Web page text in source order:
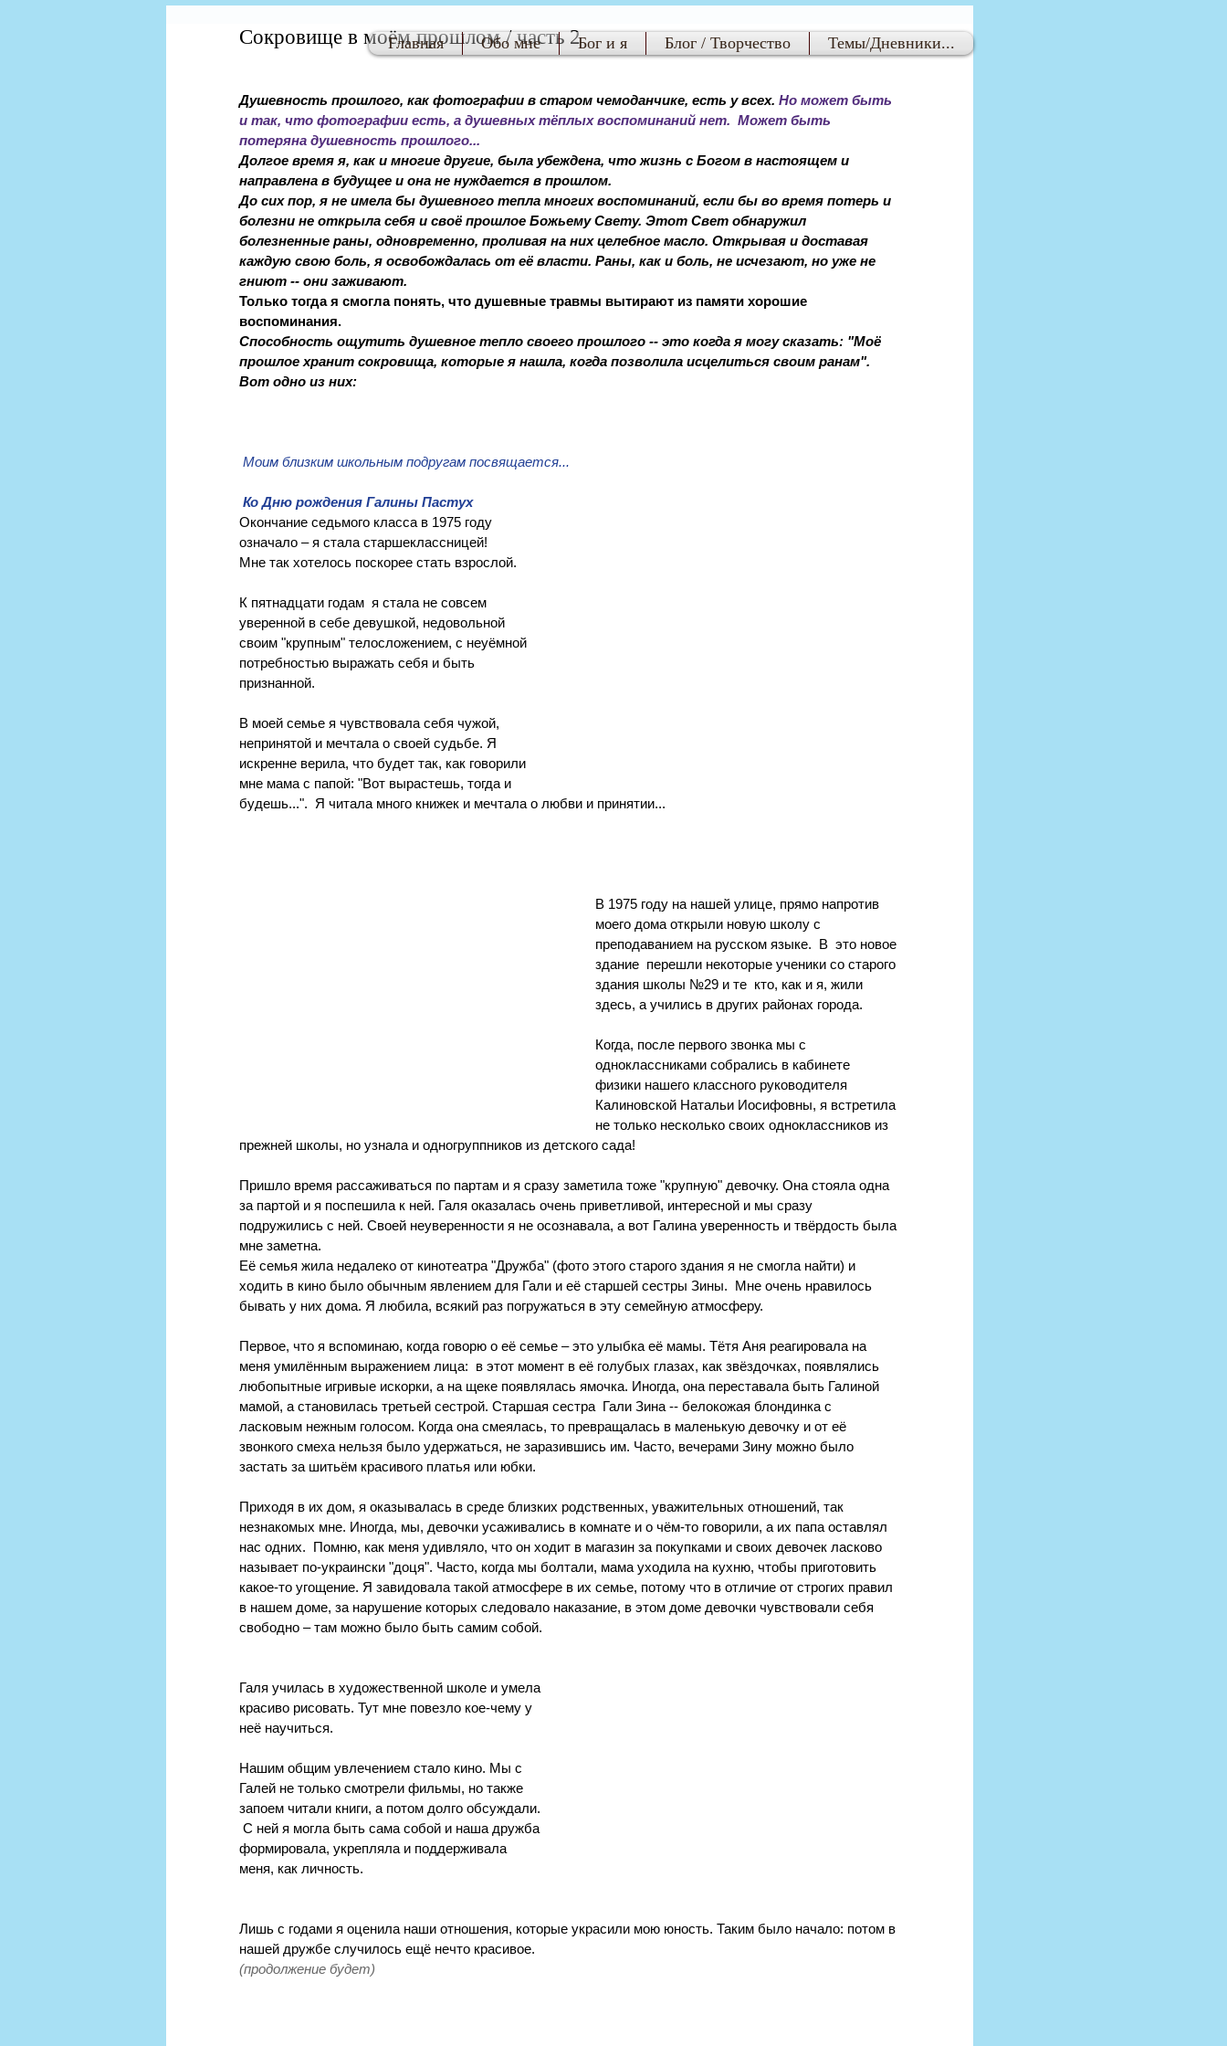
Сокровище в моём прошлом / часть 2
Душевность прошлого, как фотографии в старом чемоданчике, есть у всех. Но может быть
и так, что фотографии есть, а душевных тёплых воспоминаний нет.  Может быть
потеряна душевность прошлого...
Долгое время я, как и многие другие, была убеждена, что жизнь с Богом в настоящем и
направлена в будущее и она не нуждается в прошлом.
До сих пор, я не имела бы душевного тепла многих воспоминаний, если бы во время потерь и
болезни не открыла себя и своё прошлое Божьему Свету. Этот Свет обнаружил
болезненные раны, одновременно, проливая на них целебное масло. Открывая и доставая
каждую свою боль, я освобождалась от её власти. Раны, как и боль, не исчезают, но уже не
гниют -- они заживают.
Только тогда я смогла понять, что душевные травмы вытирают из памяти хорошие
воспоминания.
Способность ощутить душевное тепло своего прошлого -- это когда я могу сказать: "Моё
прошлое хранит сокровища, которые я нашла, когда позволила исцелиться своим ранам".
Вот одно из них:
Моим близким школьным подругам посвящается...
Ко Дню рождения Галины Пастух
Окончание седьмого класса в 1975 году
означало ‒ я стала старшеклассницей!
Мне так хотелось поскорее стать взрослой.
К пятнадцати годам  я стала не совсем
уверенной в себе девушкой, недовольной
своим "крупным" телосложением, с неуёмной
потребностью выражать себя и быть
признанной.
В моей семье я чувствовала себя чужой,
непринятой и мечтала о своей судьбе. Я
искренне верила, что будет так, как говорили
мне мама с папой: "Вот вырастешь, тогда и
будешь...".  Я читала много книжек и мечтала о любви и принятии...
В 1975 году на нашей улице, прямо напротив
моего дома открыли новую школу с
преподаванием на русском языке.  В  это новое
здание  перешли некоторые ученики со старого
здания школы №29 и те  кто, как и я, жили
здесь, а учились в других районах города.
Когда, после первого звонка мы с
одноклассниками собрались в кабинете
физики нашего классного руководителя
Калиновской Натальи Иосифовны, я встретила
не только несколько своих одноклассников из
прежней школы, но узнала и одногруппников из детского сада!
Пришло время рассаживаться по партам и я сразу заметила тоже "крупную" девочку. Она стояла одна
за партой и я поспешила к ней. Галя оказалась очень приветливой, интересной и мы сразу
подружились с ней. Своей неуверенности я не осознавала, а вот Галина уверенность и твёрдость была
мне заметна.
Её семья жила недалеко от кинотеатра "Дружба" (фото этого старого здания я не смогла найти) и
ходить в кино было обычным явлением для Гали и её старшей сестры Зины.  Мне очень нравилось
бывать у них дома. Я любила, всякий раз погружаться в эту семейную атмосферу.
Первое, что я вспоминаю, когда говорю о её семье ‒ это улыбка её мамы. Тётя Аня реагировала на
меня умилённым выражением лица:  в этот момент в её голубых глазах, как звёздочках, появлялись
любопытные игривые искорки, а на щеке появлялась ямочка. Иногда, она переставала быть Галиной
мамой, а становилась третьей сестрой. Старшая сестра  Гали Зина -- белокожая блондинка с
ласковым нежным голосом. Когда она смеялась, то превращалась в маленькую девочку и от её
звонкого смеха нельзя было удержаться, не заразившись им. Часто, вечерами Зину можно было
застать за шитьём красивого платья или юбки.
Приходя в их дом, я оказывалась в среде близких родственных, уважительных отношений, так
незнакомых мне. Иногда, мы, девочки усаживались в комнате и о чём-то говорили, а их папа оставлял
нас одних.  Помню, как меня удивляло, что он ходит в магазин за покупками и своих девочек ласково
называет по-украински "доця". Часто, когда мы болтали, мама уходила на кухню, чтобы приготовить
какое-то угощение. Я завидовала такой атмосфере в их семье, потому что в отличие от строгих правил
в нашем доме, за нарушение которых следовало наказание, в этом доме девочки чувствовали себя
свободно ‒ там можно было быть самим собой.
Галя училась в художественной школе и умела
красиво рисовать. Тут мне повезло кое-чему у
неё научиться.
Нашим общим увлечением стало кино. Мы с
Галей не только смотрели фильмы, но также
запоем читали книги, а потом долго обсуждали.
С ней я могла быть сама собой и наша дружба
формировала, укрепляла и поддерживала
меня, как личность.
Лишь с годами я оценила наши отношения, которые украсили мою юность. Таким было начало: потом в
нашей дружбе случилось ещё нечто красивое.
(продолжение будет)
Главная Обо мне Бог и я Блог / Творчество Темы/Дневники...